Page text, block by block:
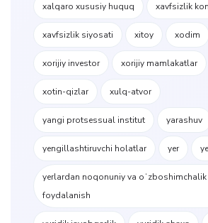
xalqaro xususiy huquq xavfsizlik
xavfsizlik siyosati xitoy xodim
xorijiy investor xorijiy mamlakatlar
xotin-qizlar xulq-atvor
yangi protsessual institut yarashuv
yengillashtiruvchi holatlar yer
yerlardan noqonuniy va
foydalanish